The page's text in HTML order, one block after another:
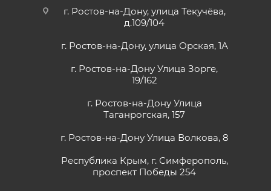
г. Ростов-на-Дону, улица Текучёва,
д.109/104
г. Ростов-на-Дону, улица Орская, 1А
г. Ростов-на-Дону Улица Зорге,
19/162
г. Ростов-на-Дону Улица
Таганрогская, 157
г. Ростов-на-Дону Улица Волкова, 8
Республика Крым, г. Симферополь,
проспект Победы 254